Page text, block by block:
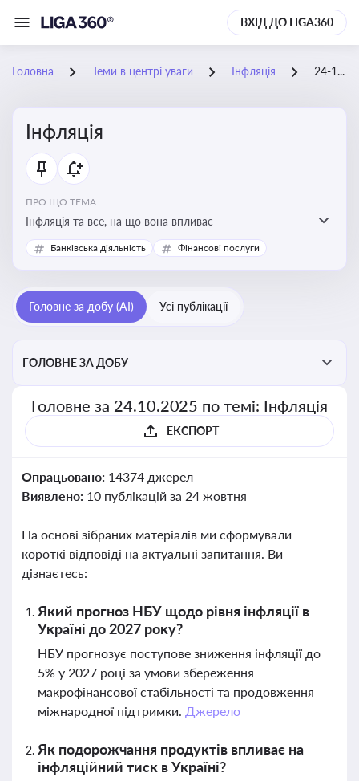
ВХІД ДО LIGA360
Головна Теми в центрі уваги Інфляція 24-10-2025
Інфляція
ПРО ЩО ТЕМА:
Інфляція та все, на що вона впливає
Банківська діяльність Фінансові послуги
Головне за добу (AI) Усі публікації
ГОЛОВНЕ ЗА ДОБУ
Головне за 24.10.2025 по темі: Інфляція
ЕКСПОРТ
Опрацьовано: 14374 джерел
Виявлено: 10 публікацій за 24 жовтня
На основі зібраних матеріалів ми сформували
короткі відповіді на актуальні запитання. Ви
дізнаєтесь:
Який прогноз НБУ щодо рівня інфляції в
Україні до 2027 року?
НБУ прогнозує поступове зниження інфляції до
5% у 2027 році за умови збереження
макрофінансової стабільності та продовження
міжнародної підтримки. Джерело
Як подорожчання продуктів впливає на
інфляційний тиск в Україні?